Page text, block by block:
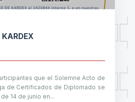
que el Solemne Acto de
de Certificados de Diplomado se
14 de junio en...